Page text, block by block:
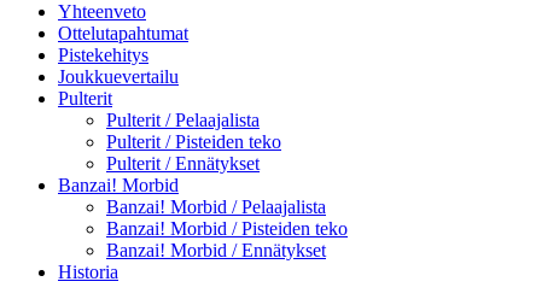
Yhteenveto
Ottelutapahtumat
Pistekehitys
Joukkuevertailu
Pulterit
Pulterit /Pelaajalista
Pulterit /Pisteiden teko
Pulterit /Ennätykset
Banzai! Morbid
Banzai! Morbid /Pelaajalista
Banzai! Morbid /Pisteiden teko
Banzai! Morbid /Ennätykset
Historia